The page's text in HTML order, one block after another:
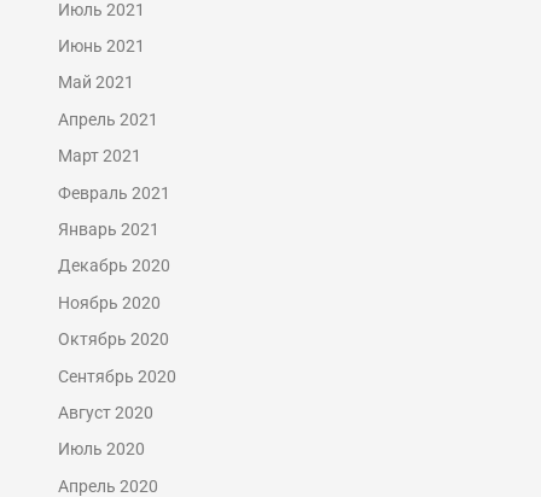
Июль 2021
Июнь 2021
Май 2021
Апрель 2021
Март 2021
Февраль 2021
Январь 2021
Декабрь 2020
Ноябрь 2020
Октябрь 2020
Сентябрь 2020
Август 2020
Июль 2020
Апрель 2020